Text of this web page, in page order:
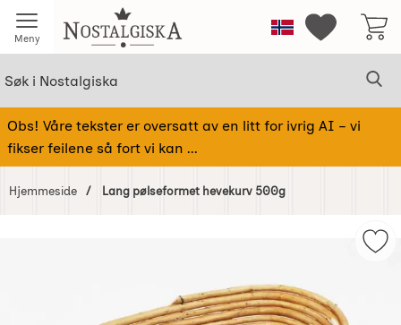
Meny Startsiden for NostalgiskaNorge Mine
Obs! Våre tekster er oversatt av en litt for ivrig AI – vi
fikser feilene så fort vi kan ...
Hjemmeside Lang pølseformet hevekurv 500g